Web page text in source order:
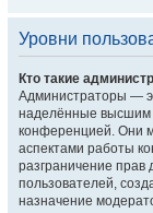
Уровни
Кто такие
Администраторы —
наделённые высшим
конференцией. Они
аспектами работы
разграничение прав
пользователей,
назначение